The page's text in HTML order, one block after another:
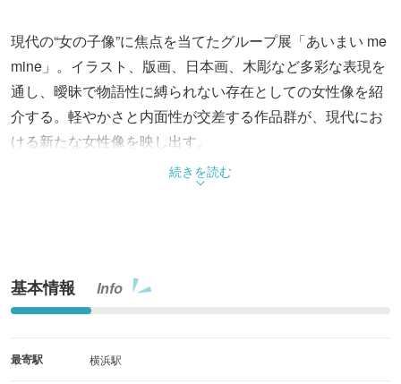
現代の“女の子像”に焦点を当てたグループ展「あいまい me
mine」。イラスト、版画、日本画、木彫など多彩な表現を
通し、曖昧で物語性に縛られない存在としての女性像を紹
介する。軽やかさと内面性が交差する作品群が、現代にお
ける新たな女性像を映し出す。
続きを読む
基本情報 Info
最寄駅 横浜駅